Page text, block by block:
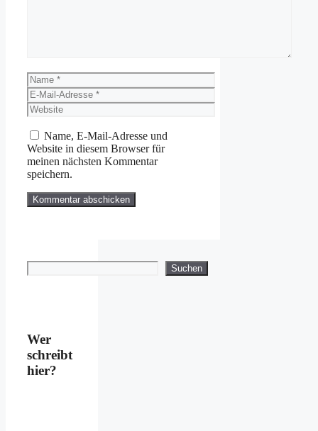
Name
E-
Mail-
Adresse
Website
Name, E-Mail-Adresse und
Website in diesem Browser für
meinen nächsten Kommentar
speichern.
Suchen Suchen
Wer
schreibt
hier?